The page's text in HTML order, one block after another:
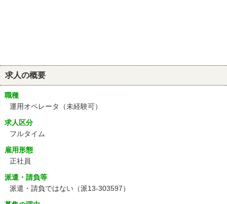
求人の概要
職種
運用オペレータ（未経験可）
求人区分
フルタイム
雇用形態
正社員
派遣・請負等
派遣・請負ではない（派13-303597）